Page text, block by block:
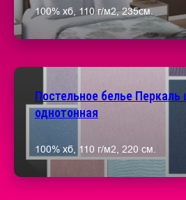
100% хб, 110 г/м2, 235см.
Постельное белье Перкаль
однотонная
100% хб, 110 г/м2, 220 см.